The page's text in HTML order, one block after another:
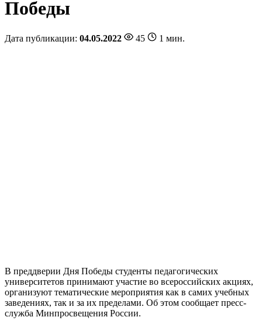
Победы
Дата публикации: 04.05.2022 45 1 мин.
В преддверии Дня Победы студенты педагогических
университетов принимают участие во всероссийских акциях,
организуют тематические мероприятия как в самих учебных
заведениях, так и за их пределами. Об этом сообщает пресс-
служба Минпросвещения России.